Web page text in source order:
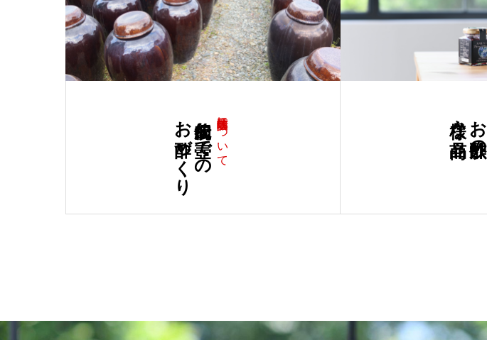
江崎酢醸造元について
伝統的な壺での
お酢づくり お酢以外の
様々な商品